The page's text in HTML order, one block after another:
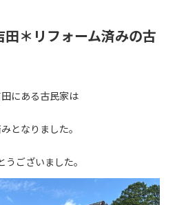
田＊リフォーム済みの古
にある古民家は
となりました。
ございました。